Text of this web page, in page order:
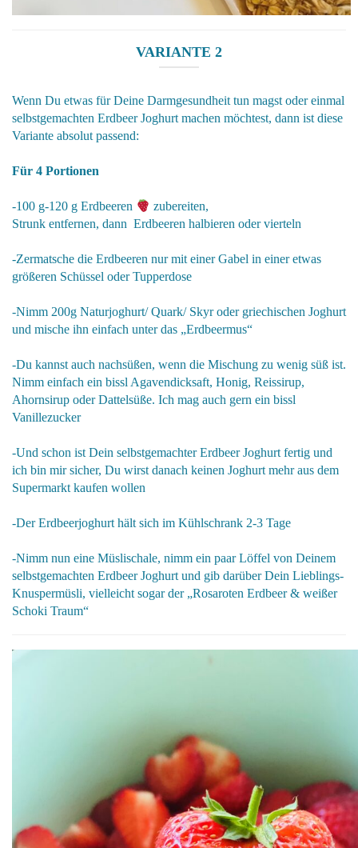
VARIANTE 2
Wenn Du etwas für Deine Darmgesundheit tun magst oder einmal
selbstgemachten Erdbeer Joghurt machen möchtest, dann ist diese
Variante absolut passend:
Für 4 Portionen
-100 g-120 g Erdbeeren
zubereiten,
Strunk entfernen, dann Erdbeeren halbieren oder vierteln
-Zermatsche die Erdbeeren nur mit einer Gabel in einer etwas
größeren Schüssel oder Tupperdose
-Nimm 200g Naturjoghurt/ Quark/ Skyr oder griechischen Joghurt
und mische ihn einfach unter das „Erdbeermus“
-Du kannst auch nachsüßen, wenn die Mischung zu wenig süß ist.
Nimm einfach ein bissl Agavendicksaft, Honig, Reissirup,
Ahornsirup oder Dattelsüße. Ich mag auch gern ein bissl
Vanillezucker
-Und schon ist Dein selbstgemachter Erdbeer Joghurt fertig und
ich bin mir sicher, Du wirst danach keinen Joghurt mehr aus dem
Supermarkt kaufen wollen
-Der Erdbeerjoghurt hält sich im Kühlschrank 2-3 Tage
-Nimm nun eine Müslischale, nimm ein paar Löffel von Deinem
selbstgemachten Erdbeer Joghurt und gib darüber Dein Lieblings-
Knuspermüsli, vielleicht sogar der „Rosaroten Erdbeer & weißer
Schoki Traum“